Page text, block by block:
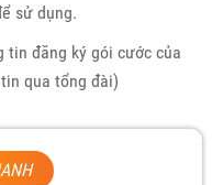
sử dụng.
đăng ký gói cước của
qua tổng đài)